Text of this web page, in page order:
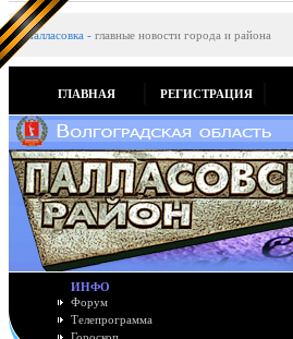
Палласовка - главные новости города и района
ГЛАВНАЯ РЕГИСТРАЦИЯ
ИНФО
Форум
Телепрограмма